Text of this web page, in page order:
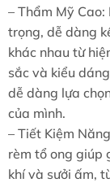
– Thẩm Mỹ
trọng, dễ dàng
khác nhau từ
sắc và kiểu
dễ dàng lựa
của mình.
– Tiết Kiệm
rèm tổ ong giúp
khí và sưởi ấm,